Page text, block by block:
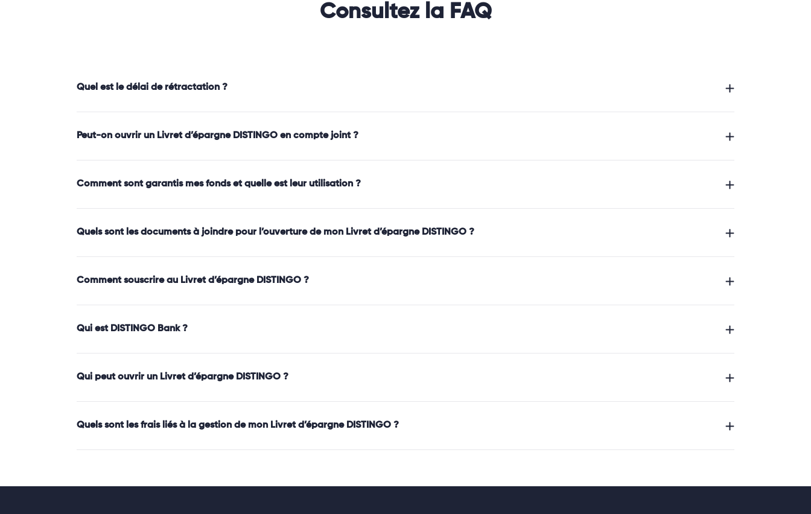
Consultez la FAQ
Quel est le délai de rétractation ?
Peut-on ouvrir un Livret d’épargne DISTINGO en compte joint ?
Comment sont garantis mes fonds et quelle est leur utilisation ?
Quels sont les documents à joindre pour l’ouverture de mon Livret d’épargne DISTINGO ?
Comment souscrire au Livret d’épargne DISTINGO ?
Qui est DISTINGO Bank ?
Qui peut ouvrir un Livret d’épargne DISTINGO ?
Quels sont les frais liés à la gestion de mon Livret d’épargne DISTINGO ?